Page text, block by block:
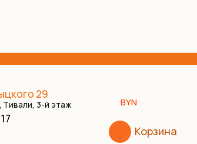
29
3-й этаж BYN
Корзина